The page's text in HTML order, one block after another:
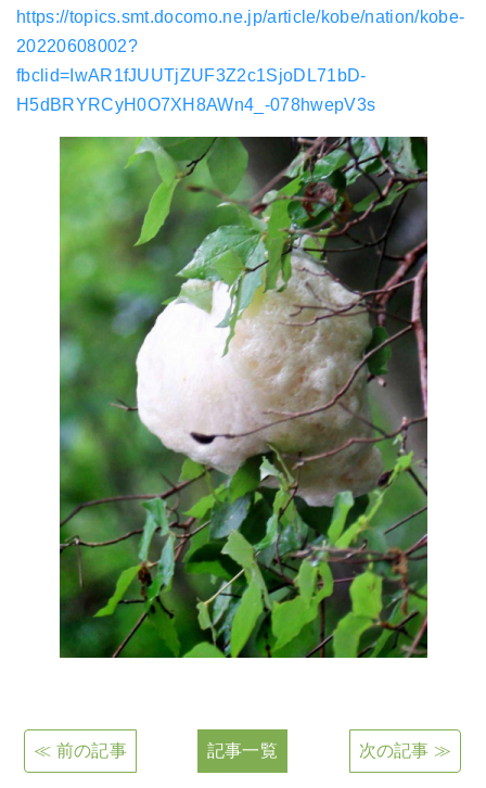
https://topics.smt.docomo.ne.jp/article/kobe/nation/kobe-
20220608002?
fbclid=IwAR1fJUUTjZUF3Z2c1SjoDL71bD-
H5dBRYRCyH0O7XH8AWn4_-078hwepV3s
≪ 前の記事 記事一覧 次の記事 ≫